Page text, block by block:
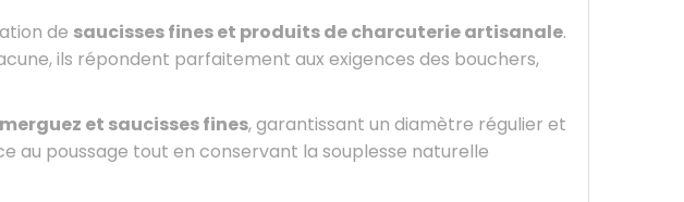
de saucisses fines et produits de charcuterie artisanale.
ils répondent parfaitement aux exigences des bouchers,
et saucisses fines, garantissant un diamètre régulier et
au poussage tout en conservant la souplesse naturelle